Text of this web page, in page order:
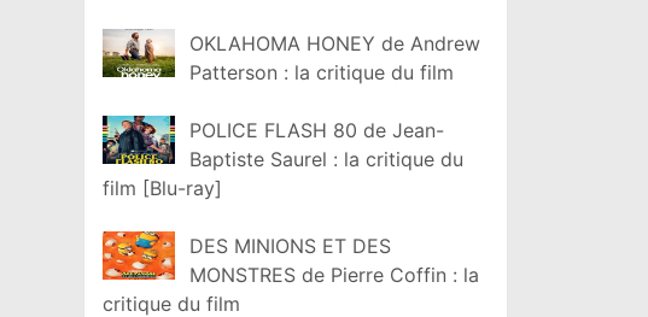
OKLAHOMA HONEY de Andrew
Patterson : la critique du film
POLICE FLASH 80 de Jean-
Baptiste Saurel : la critique du
film [Blu-ray]
DES MINIONS ET DES
MONSTRES de Pierre Coffin : la
critique du film